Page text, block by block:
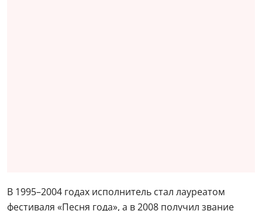
В 1995–2004 годах исполнитель стал лауреатом
фестиваля «Песня года», а в 2008 получил звание